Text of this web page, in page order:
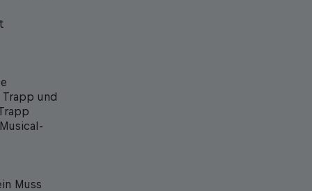
und
Muss